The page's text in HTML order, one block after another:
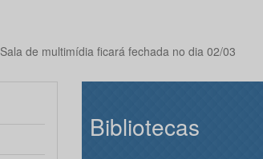
Sala de multimídia ficará fechada no dia 02/03
Bibliotecas